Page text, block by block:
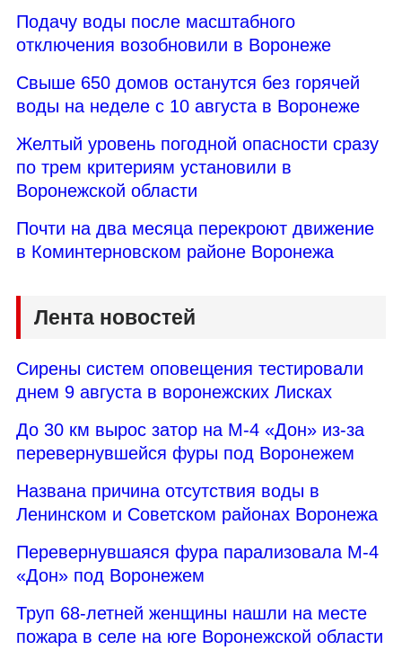
Подачу воды после масштабного
отключения возобновили в Воронеже
Свыше 650 домов останутся без горячей
воды на неделе с 10 августа в Воронеже
Желтый уровень погодной опасности сразу
по трем критериям установили в
Воронежской области
Почти на два месяца перекроют движение
в Коминтерновском районе Воронежа
Лента новостей
Сирены систем оповещения тестировали
днем 9 августа в воронежских Лисках
До 30 км вырос затор на М-4 «Дон» из-за
перевернувшейся фуры под Воронежем
Названа причина отсутствия воды в
Ленинском и Советском районах Воронежа
Перевернувшаяся фура парализовала М-4
«Дон» под Воронежем
Труп 68-летней женщины нашли на месте
пожара в селе на юге Воронежской области